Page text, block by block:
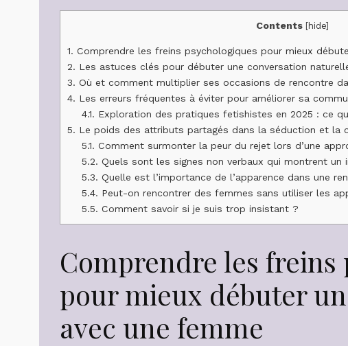
Contents [hide]
1. Comprendre les freins psychologiques pour mieux
2. Les astuces clés pour débuter une conversation
3. Où et comment multiplier ses occasions de rencontre
4. Les erreurs fréquentes à éviter pour améliorer sa
4.1. Exploration des pratiques fetishistes en 2025 : ce
5. Le poids des attributs partagés dans la séduction et la
5.1. Comment surmonter la peur du rejet lors d’une
5.2. Quels sont les signes non verbaux qui montrent un
5.3. Quelle est l’importance de l’apparence dans une
5.4. Peut-on rencontrer des femmes sans utiliser les
5.5. Comment savoir si je suis trop insistant ?
Comprendre les freins
pour mieux débuter
avec une femme